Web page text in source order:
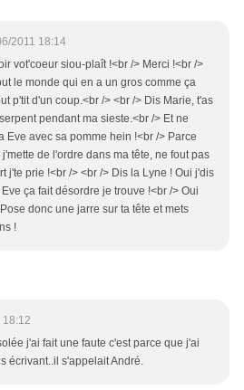
2011 18:14
vot'coeur siou-plaît !<br /> Merci !<br />
le monde qui en a un gros comme ça
p'tit d'un coup.<br /> <br /> Dis Marie, t'as
pendant ma sieste.<br /> Et ne
Eve avec sa pomme hein !<br /> Parce
de l'ordre dans ma tête, ne fout pas
j'te prie !<br /> <br /> Dis la Lyne ! Oui j'dis
ça fait désordre je trouve !<br /> Oui
donc une jarre sur ta tête et mets
!
18:12
j'ai fait une faute c'est parce que j'ai
écrivant..il s'appelait André.